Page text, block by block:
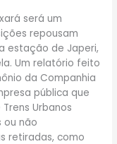
será um
repousam
estação de Japeri,
Um relatório feito
da Companhia
pública que
Urbanos
ou não
retiradas, como